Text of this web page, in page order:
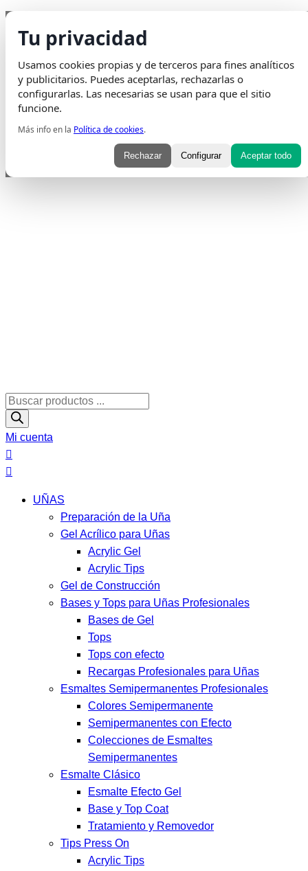
Tu privacidad
Usamos cookies propias y de terceros para fines analíticos
y publicitarios. Puedes aceptarlas, rechazarlas o
configurarlas. Las necesarias se usan para que el sitio
funcione.
Más info en la Política de cookies.
Rechazar Configurar Aceptar todo
Saltar
contenido
Envio Gratis
Whatsapp Envelope Instagram
Búsqueda
de
productos
Mi cuenta
UÑAS
Preparación de la Uña
Gel Acrílico para Uñas
Acrylic Gel
Acrylic Tips
Gel de Construcción
Bases y Tops para Uñas Profesionales
Bases de Gel
Tops
Tops con efecto
Recargas Profesionales para Uñas
Esmaltes Semipermanentes Profesionales
Colores Semipermanente
Semipermanentes con Efecto
Colecciones de Esmaltes
Semipermanentes
Esmalte Clásico
Esmalte Efecto Gel
Base y Top Coat
Tratamiento y Removedor
Tips Press On
Acrylic Tips